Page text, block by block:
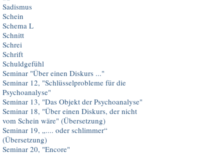
Sadismus
Schein
Schema L
Schnitt
Schrei
Schrift
Schuldgefühl
Seminar "Über einen Diskurs ..."
Seminar 12, "Schlüsselprobleme für die
Psychoanalyse"
Seminar 13, "Das Objekt der Psychoanalyse"
Seminar 18, "Über einen Diskurs, der nicht
vom Schein wäre" (Übersetzung)
Seminar 19, „.... oder schlimmer“
(Übersetzung)
Seminar 20, "Encore"